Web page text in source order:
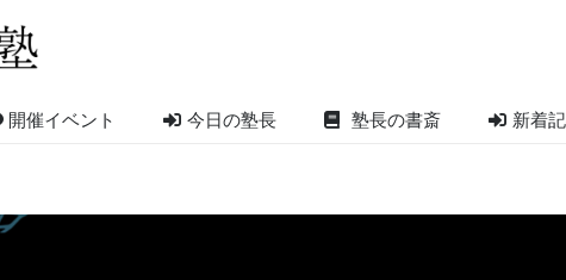
開催イベント 今日の塾長 塾長の書斎 新着